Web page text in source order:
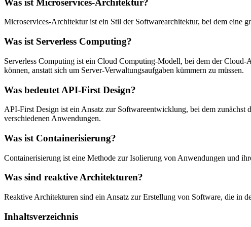
Microservices-Architektur ist ein Stil der Softwarearchitektur, bei dem eine
Was ist Serverless Computing?
Serverless Computing ist ein Cloud Computing-Modell, bei dem der
können, anstatt sich um Server-Verwaltungsaufgaben kümmern zu müssen.
Was bedeutet API-First Design?
API-First Design ist ein Ansatz zur Softwareentwicklung, bei dem
verschiedenen Anwendungen.
Was ist Containerisierung?
Containerisierung ist eine Methode zur Isolierung von Anwendungen und
Was sind reaktive Architekturen?
Reaktive Architekturen sind ein Ansatz zur Erstellung von Software, die in
Inhaltsverzeichnis